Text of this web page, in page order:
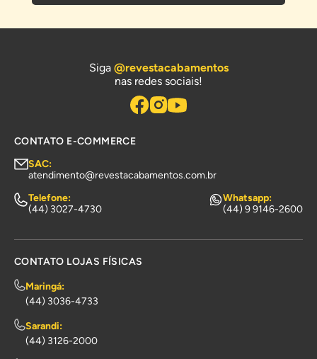
Siga @revestacabamentos
nas redes sociais!
CONTATO E-COMMERCE
SAC:
atendimento@revestacabamentos.com.br
Telefone:
(44) 3027-4730
Whatsapp:
(44) 9 9146-2600
CONTATO LOJAS FÍSICAS
Maringá:
(44) 3036-4733
Sarandi:
(44) 3126-2000